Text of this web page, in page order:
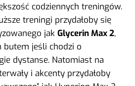
codziennych treningów.
treningi przydałoby się
jak Glycerin Max 2,
jeśli chodzi o
dystanse. Natomiast na
i akcenty przydałoby